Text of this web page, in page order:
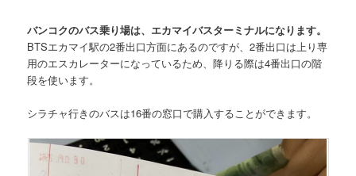
バンコクのバス乗り場は、エカマイバスターミナルになります。
BTSエカマイ駅の2番出口方面にあるのですが、2番出口は上り専
用のエスカレーターになっているため、降りる際は4番出口の階
段を使います。
シラチャ行きのバスは16番の窓口で購入することができます。